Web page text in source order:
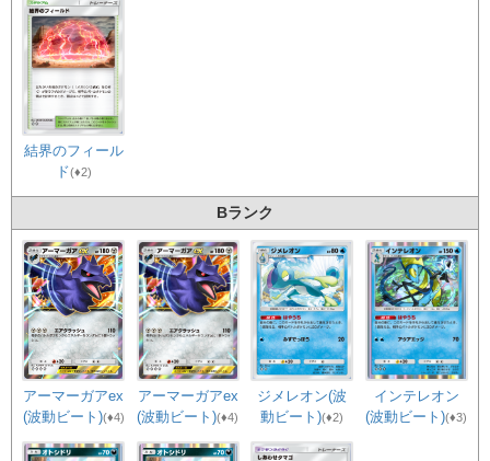
結界のフィール
ド(♦2)
Bランク
アーマーガアex
(波動ビート)(♦4)
アーマーガアex
(波動ビート)(♦4)
ジメレオン(波
動ビート)(♦2)
インテレオン
(波動ビート)(♦3)